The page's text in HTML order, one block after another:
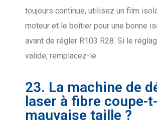
toujours continue, utilisez un film
moteur et le boîtier pour une bonne
avant de régler R103 R28. Si le
valide, remplacez-le.
23. La machine de
laser à fibre coupe-
mauvaise taille ?